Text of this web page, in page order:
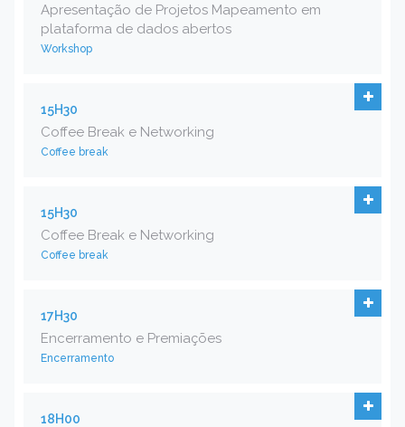
Apresentação de Projetos Mapeamento em
plataforma de dados abertos
Workshop
15H30
Coffee Break e Networking
Coffee break
15H30
Coffee Break e Networking
Coffee break
17H30
Encerramento e Premiações
Encerramento
18H00